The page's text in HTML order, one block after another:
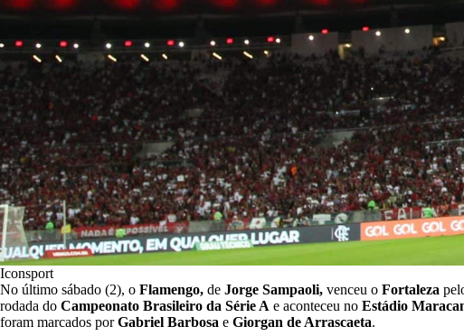
Iconsport
No último sábado (2), o Flamengo, de Jorge Sampaoli, venceu o Fortaleza
rodada do Campeonato Brasileiro da Série A e aconteceu no Estádio
foram marcados porGabriel Barbosa e Giorgan de Arrascaeta.